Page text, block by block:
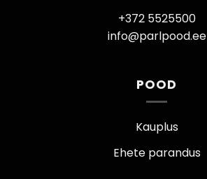
+372 5525500
info@parlpood.ee
POOD
Kauplus
Ehete parandus